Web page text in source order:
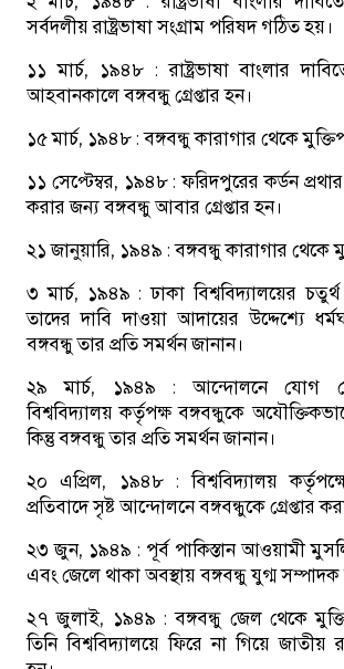
সর্বদলীয় রাষ্ট্রভাষা সংগ্রাম পরিষদ গঠিত হয়।
১১ মার্চ, ১৯৪৮ : রাষ্ট্রভাষা বাংলার
আহবানকালে বঙ্গবন্ধু গ্রেপ্তার হন।
১৫ মার্চ, ১৯৪৮ : বঙ্গবন্ধু কারাগার থেকে
১১ সেপ্টেম্বর, ১৯৪৮ : ফরিদপুরের কর্ডন
করার জন্য বঙ্গবন্ধু আবার গ্রেপ্তার হন।
২১ জানুয়ারি, ১৯৪৯ : বঙ্গবন্ধু কারাগার থেকে
৩ মার্চ, ১৯৪৯ : ঢাকা বিশ্ববিদ্যালয়ের চতুর্থ
তাদের দাবি দাওয়া আদায়ের উদ্দেশ্যে
বঙ্গবন্ধু তার প্রতি সমর্থন জানান।
২৯ মার্চ, ১৯৪৯ : আন্দোলনে যোগ
বিশ্ববিদ্যালয় কর্তৃপক্ষ বঙ্গবন্ধুকে
কিন্তু বঙ্গবন্ধু তার প্রতি সমর্থন জানান।
২০ এপ্রিল, ১৯৪৮ : বিশ্ববিদ্যালয়
প্রতিবাদে সৃষ্ট আন্দোলনে বঙ্গবন্ধুকে গ্রেপ্তার
২৩ জুন, ১৯৪৯ : পূর্ব পাকিস্তান আওয়ামী
এবং জেলে থাকা অবস্থায় বঙ্গবন্ধু যুগ্ম সম্পাদক
২৭ জুলাই, ১৯৪৯ : বঙ্গবন্ধু জেল থেকে
তিনি বিশ্ববিদ্যালয়ে ফিরে না গিয়ে জাতীয়